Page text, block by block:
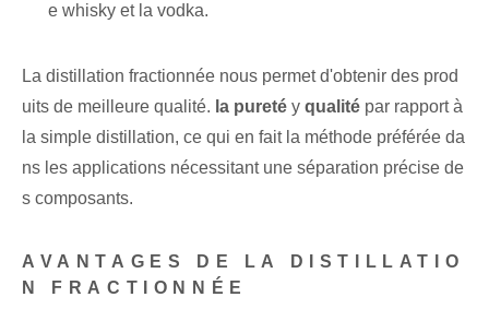
e whisky et la vodka.
La distillation fractionnée nous permet d'obtenir des prod
uits de meilleure qualité. la pureté y qualité par rapport à
la simple distillation, ce qui en fait la méthode préférée da
ns les applications nécessitant une séparation précise de
s composants.
AVANTAGES DE LA DISTILLATIO
N FRACTIONNÉE